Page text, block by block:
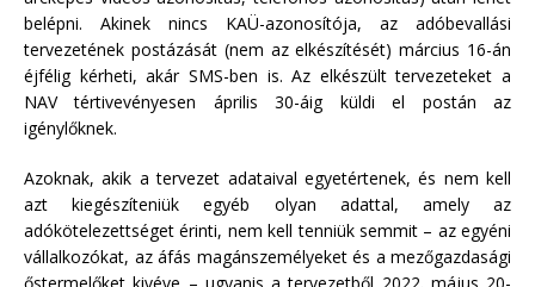
belépni. Akinek nincs KAÜ-azonosítója, az adóbevallási
tervezetének postázását (nem az elkészítését) március 16-án
éjfélig kérheti, akár SMS-ben is. Az elkészült tervezeteket a
NAV tértivevényesen április 30-áig küldi el postán az
igénylőknek.
Azoknak, akik a tervezet adataival egyetértenek, és nem kell
azt kiegészíteniük egyéb olyan adattal, amely az
adókötelezettséget érinti, nem kell tenniük semmit – az egyéni
vállalkozókat, az áfás magánszemélyeket és a mezőgazdasági
őstermelőket kivéve – ugyanis a tervezetből 2022. május 20-